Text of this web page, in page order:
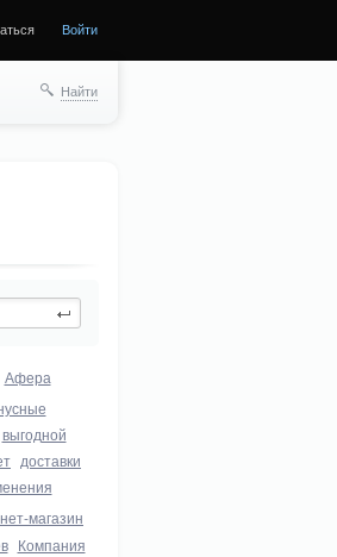
Войти
Найти
Афера
выгодной
доставки
магазин
Компания